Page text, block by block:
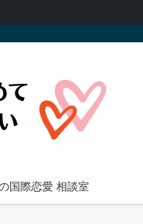
国際恋愛 相談室